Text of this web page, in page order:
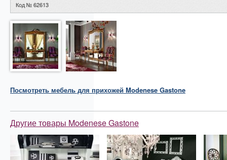
Код № 62613
Посмотреть мебель для прихожей Modenese Gastone
Другие товары Modenese Gastone